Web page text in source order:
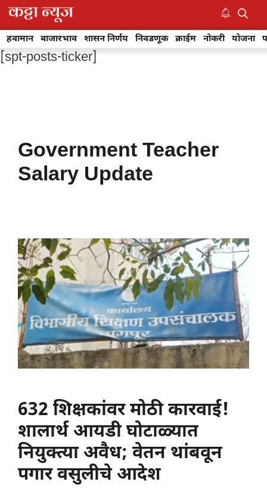
Skip
content
हवामान बाजारभाव शासन निर्णय निवडणूक क्राईम नोकरी योजना
[spt-posts-ticker]
Government Teacher
Salary Update
632 शिक्षकांवर मोठी कारवाई!
शालार्थ आयडी घोटाळ्यात
नियुक्त्या अवैध; वेतन थांबवून
पगार वसुलीचे आदेश